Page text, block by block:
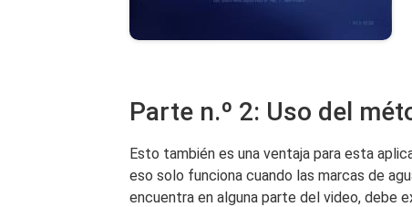
Parte n.º 2: Uso del
Esto también es una ventaja para esta
eso solo funciona cuando las marcas de
encuentra en alguna parte del video, debe